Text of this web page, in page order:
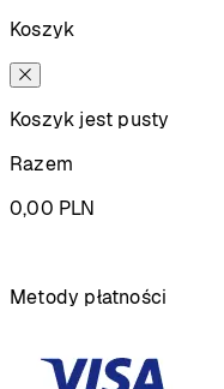
Koszyk
Koszyk jest pusty
Razem
0,00 PLN
Metody płatności